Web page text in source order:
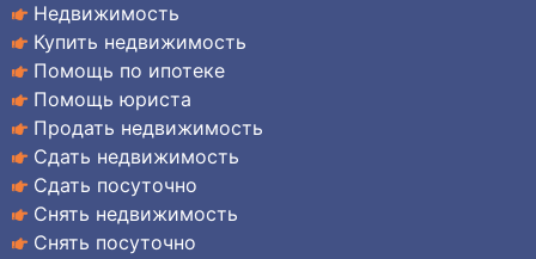
Недвижимость
Купить недвижимость
Помощь по ипотеке
Помощь юриста
Продать недвижимость
Сдать недвижимость
Сдать посуточно
Снять недвижимость
Снять посуточно